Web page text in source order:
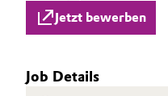
Jetzt bewerben
Job Details